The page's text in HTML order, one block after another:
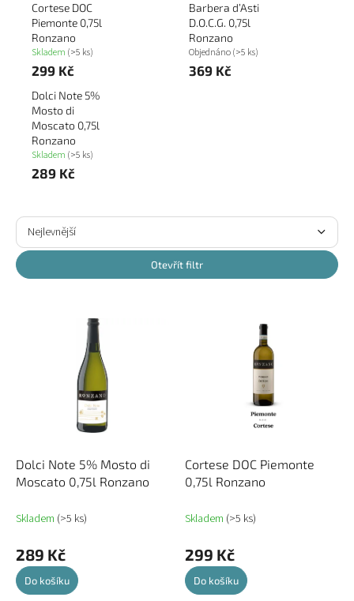
Cortese DOC
Piemonte 0,75l
Ronzano
Skladem (>5 ks)
299 Kč
Barbera d’Asti
D.O.C.G. 0,75l
Ronzano
Objednáno(>5 ks)
369 Kč
Dolci Note 5%
Mosto di
Moscato 0,75l
Ronzano
Skladem (>5 ks)
289 Kč
Ř
z
e
n
Nejlevnější
Otevřít filtr
u
k
t
ů
Dolci Note 5% Mosto di
Moscato 0,75l Ronzano
Skladem (>5 ks)
289 Kč
Do košíku
Cortese DOC Piemonte
0,75l Ronzano
Skladem (>5 ks)
299 Kč
Do košíku